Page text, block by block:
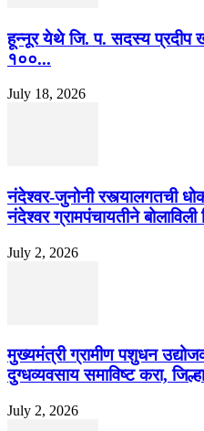
हून्नूर येथे जि. प. सदस्य प्रदीप
१००...
July 18, 2026
नंदेश्वर-जुनोनी रस्त्यालगतची
नंदेश्वर ग्रामपंचायतीने
July 2, 2026
मुख्यमंत्री ग्रामीण पशुधन
दुग्धव्यवसाय समाविष्ट करा,
July 2, 2026